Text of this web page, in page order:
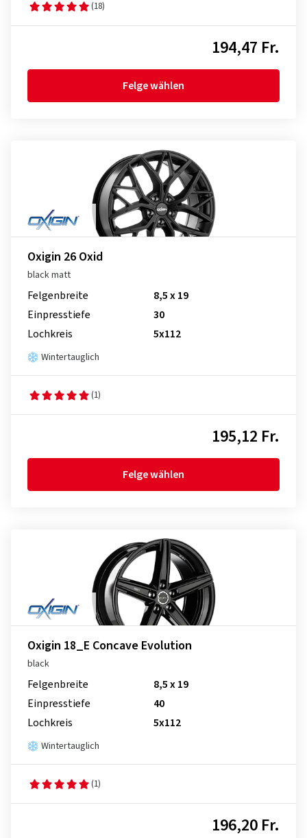
(18)
194,47 Fr.
Felge wählen
Oxigin 26 Oxid
black matt
Felgenbreite
8,5 x 19
Einpresstiefe
30
Lochkreis
5x112
Wintertauglich
(1)
195,12 Fr.
Felge wählen
Oxigin 18_E Concave Evolution
black
Felgenbreite
8,5 x 19
Einpresstiefe
40
Lochkreis
5x112
Wintertauglich
(1)
196,20 Fr.